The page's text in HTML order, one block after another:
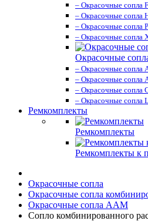
– Окрасочные сопла
– Окрасочные сопла
– Окрасочные сопла
– Окрасочные сопла
Окрасочные
– Окрасочные сопла
– Окрасочные сопла
– Окрасочные сопла
– Окрасочные сопла
Ремкомплекты
Ремкомплекты
Ремкомплекты к
Окрасочные сопла
Окрасочные сопла
Окрасочные сопла AAM
Сопло комбинированного